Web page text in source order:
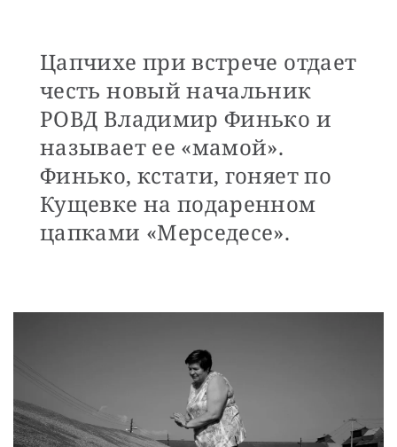
Цапчихе при встрече отдает
честь новый начальник
РОВД Владимир Финько и
называет ее «мамой».
Финько, кстати, гоняет по
Кущевке на подаренном
цапками «Мерседесе».